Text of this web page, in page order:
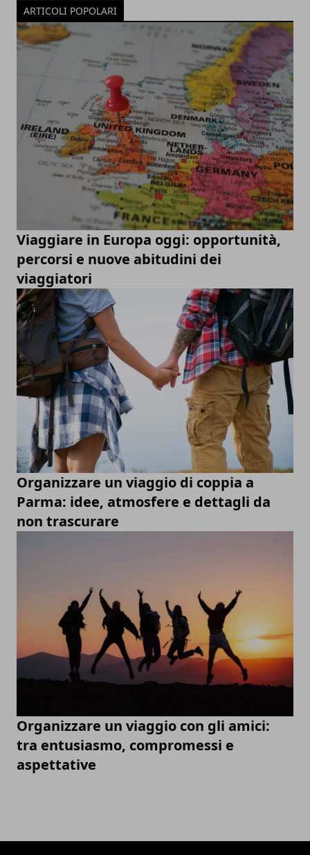
ARTICOLI POPOLARI
Viaggiare in Europa oggi: opportunità,
percorsi e nuove abitudini dei
viaggiatori
Organizzare un viaggio di coppia a
Parma: idee, atmosfere e dettagli da
non trascurare
Organizzare un viaggio con gli amici:
tra entusiasmo, compromessi e
aspettative